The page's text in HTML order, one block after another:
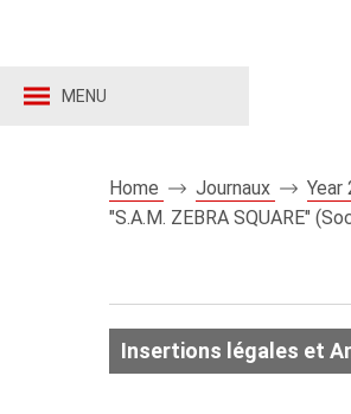
MENU
Home Journaux Year
"S.A.M. ZEBRA SQUARE"
Insertions légales et